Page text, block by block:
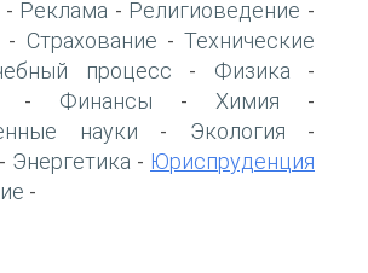
- Реклама - Религиоведение -
- Страхование - Технические
процесс - Физика -
- Финансы - Химия -
науки - Экология -
- Энергетика - Юриспруденция
-